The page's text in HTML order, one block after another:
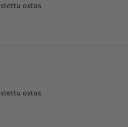
ostos
ostos